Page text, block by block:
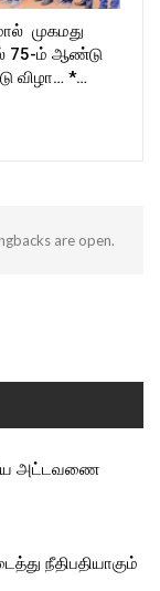
முகமது
75-ம் ஆண்டு
விழா… *…
are open.
அட்டவணை
நீதிபதியாகும்